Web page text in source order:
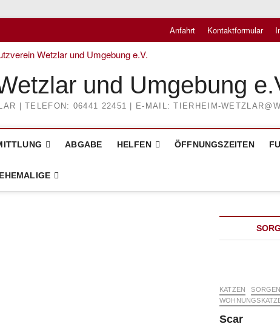
Anfahrt Kontaktformular
und Umgebung
| TELEFON: 06441 22451 | E-MAIL: TIERHEIM-
ABGABE HELFEN ÖFFNUNGSZEITEN
EHEMALIGE
KATZEN
Scar